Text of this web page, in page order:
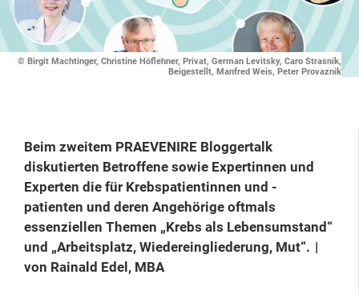
© Birgit Machtinger, Christine Höflehner, Privat, German Levitsky, Caro Strasnik,
Beigestellt, Manfred Weis, Peter Provaznik
Beim zweitem PRAEVENIRE Bloggertalk
diskutierten Betroffene sowie Expertinnen und
Experten die für Krebspatientinnen und -
patienten und deren Angehörige oftmals
essenziellen Themen „Krebs als Lebensumstand“
und „Arbeitsplatz, Wiedereingliederung, Mut“. |
von Rainald Edel, MBA